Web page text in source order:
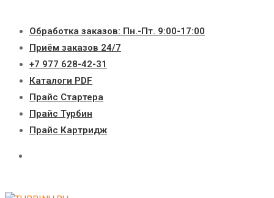
содержимому
Обработка заказов: Пн.-Пт. 9:00-17:00
Приём заказов 24/7
+7 977 628-42-31
Каталоги PDF
Прайс Стартера
Прайс Турбин
Прайс Картридж